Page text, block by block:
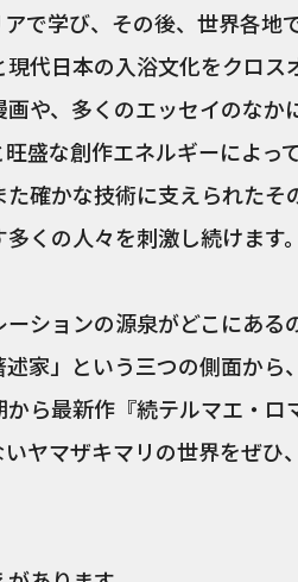
で学び、その後、世界各地
代日本の入浴文化をクロ
や、多くのエッセイのなか
盛な創作エネルギーによっ
確かな技術に支えられたそ
くの人々を刺激し続けます。
ションの源泉がどこにある
家」という三つの側面から
ら最新作『続テルマエ・ロ
ヤマザキマリの世界をぜひ